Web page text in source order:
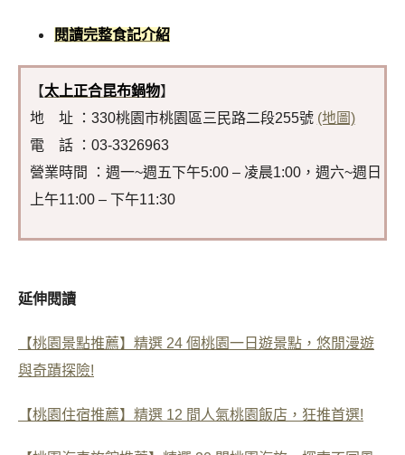
閱讀完整食記介紹
【太上正合昆布鍋物】
地 址 ：330桃園市桃園區三民路二段255號 (地圖)
電 話 ：03-3326963
營業時間 ：週一~週五下午5:00 – 凌晨1:00，週六~週日
上午11:00 – 下午11:30
延伸閱讀
【桃園景點推薦】精選 24 個桃園一日遊景點，悠閒漫遊
與奇蹟探險!
【桃園住宿推薦】精選 12 間人氣桃園飯店，狂推首選!